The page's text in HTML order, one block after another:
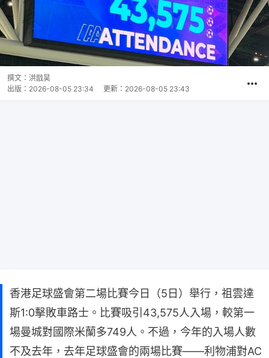
撰文： 洪戩昊
出版： 2026-08-05 23:34 更新： 2026-08-05 23:43
香港足球盛會第二場比賽今日（5日）舉行，祖雲達
斯1:0擊敗車路士。比賽吸引43,575人入場，較第一
場曼城對國際米蘭多749人。不過，今年的入場人數
不及去年，去年足球盛會的兩場比賽——利物浦對AC